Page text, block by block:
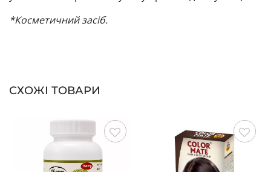
*Косметичний засіб.
СХОЖІ ТОВАРИ
Зберегти